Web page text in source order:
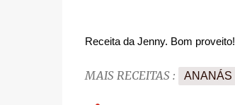
Receita da Jenny. Bom proveito!
MAIS RECEITAS : ANANÁS